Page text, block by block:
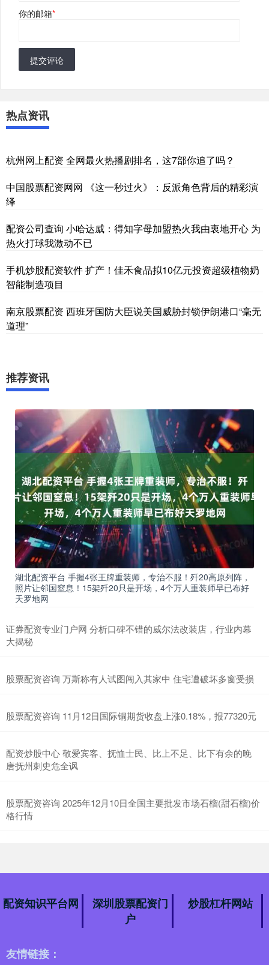
你的邮箱*
提交评论
热点资讯
杭州网上配资 全网最火热播剧排名，这7部你追了吗？
中国股票配资网网 《这一秒过火》：反派角色背后的精彩演
绎
配资公司查询 小哈达威：得知字母加盟热火我由衷地开心 为
热火打球我激动不已
手机炒股配资软件 扩产！佳禾食品拟10亿元投资超级植物奶
智能制造项目
南京股票配资 西班牙国防大臣说美国威胁封锁伊朗港口“毫无
道理”
推荐资讯
湖北配资平台 手握4张王牌重装师，专治不服！歼20高原列阵，
照片让邻国窒息！15架歼20只是开场，4个万人重装师早已布好
天罗地网
证券配资专业门户网 分析口碑不错的威尔法改装店，行业内幕
大揭秘
股票配资咨询 万斯称有人试图闯入其家中 住宅遭破坏多窗受损
股票配资咨询 11月12日国际铜期货收盘上涨0.18%，报77320元
配资炒股中心 敬爱宾客、抚恤士民、比上不足、比下有余的晚
唐抚州刺史危全讽
股票配资咨询 2025年12月10日全国主要批发市场石榴(甜石榴)价
格行情
配资知识平台网
深圳股票配资门
户
炒股杠杆网站
友情链接：